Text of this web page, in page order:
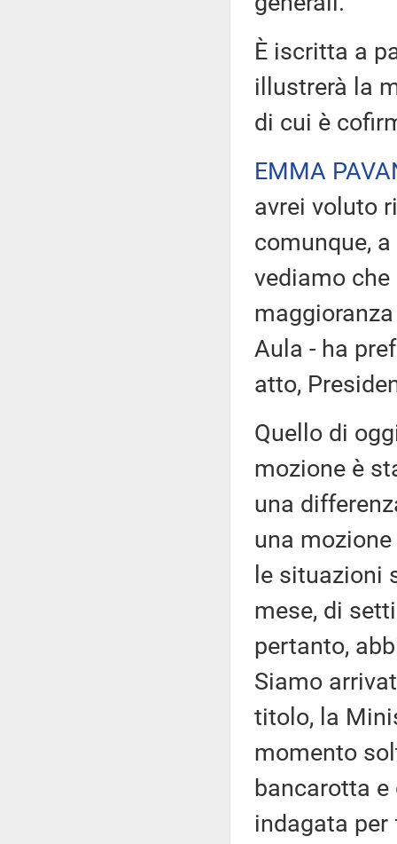
È iscritta a
illustrerà la
di cui è
EMMA
avrei voluto
comunque,
vediamo
Aula - ha
atto,
Quello di
mozione è
una
una
le situazioni
mese, di
pertanto,
Siamo
titolo, la
momento
bancarotta
indagata